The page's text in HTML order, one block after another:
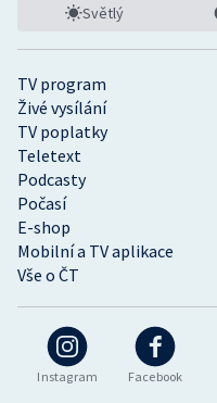
Instagram Facebook
TV program
Živé vysílání
TV poplatky
Teletext
Podcasty
Počasí
E-shop
Mobilní a TV aplikace
Vše o ČT
Světlý